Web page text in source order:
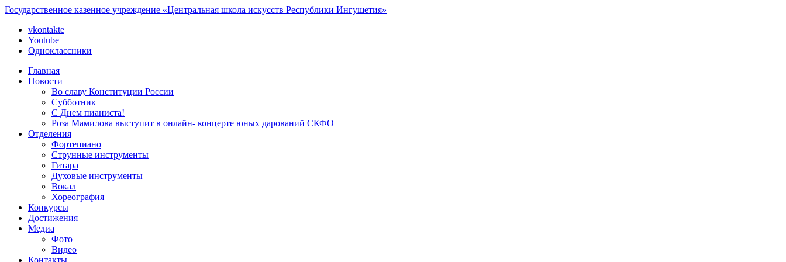
Государственное казенное учреждение «Центральная школа искусств Республики Ингушетия»
vkontakte
Youtube
Одноклассники
Главная
Новости
Во славу Конституции России
Субботник
С Днем пианиста!
Роза Мамилова выступит в онлайн- концерте юных дарований СКФО
Отделения
Фортепиано
Струнные инструменты
Гитара
Духовые инструменты
Вокал
Хореография
Конкурсы
Достижения
Медиа
Фото
Видео
Контакты